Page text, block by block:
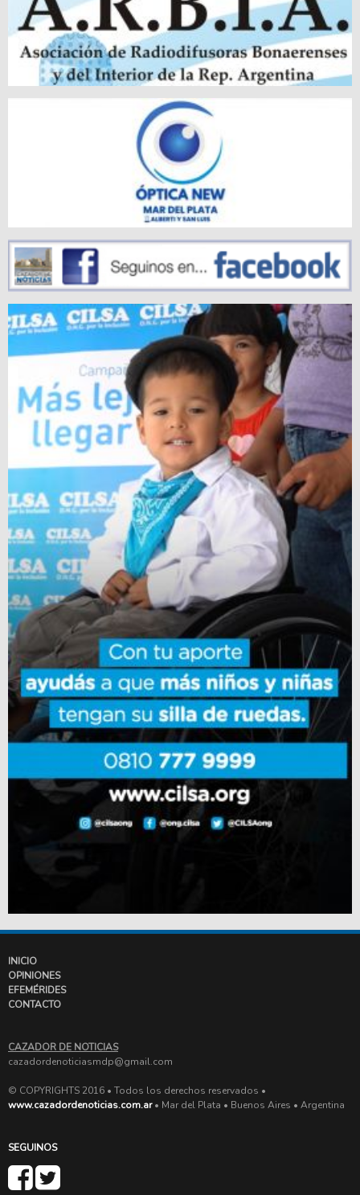
INICIO
OPINIONES
EFEMÉRIDES
CONTACTO
CAZADOR DE NOTICIAS
cazadordenoticiasmdp@gmail.com
© COPYRIGHTS 2016 • Todos los derechos reservados •
www.cazadordenoticias.com.ar• Mar del Plata • Buenos Aires • Argentina
SEGUINOS